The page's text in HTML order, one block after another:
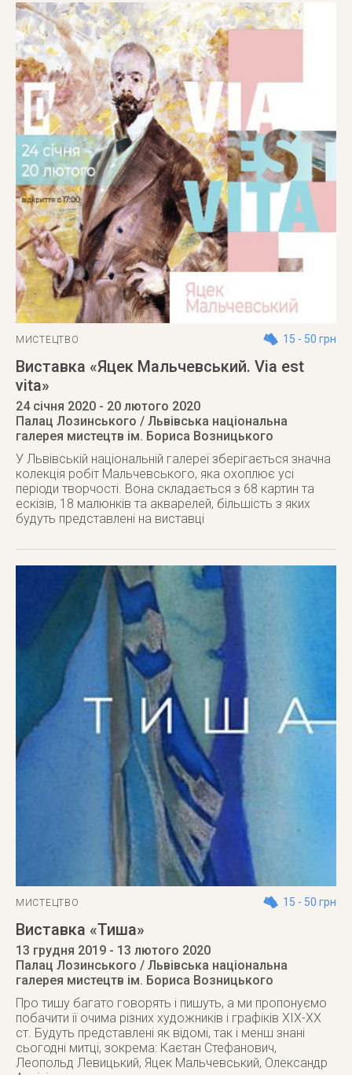
МИСТЕЦТВО 15 - 50 грн
Виставка «Яцек Мальчевський. Via est
vita»
24 січня 2020 - 20 лютого 2020
Палац Лозинського / Львівська національна
галерея мистецтв ім. Бориса Возницького
У Львівській національній галереї зберігається значна
колекція робіт Мальчевського, яка охоплює усі
періоди творчості. Вона складається з 68 картин та
ескізів, 18 малюнків та акварелей, більшість з яких
будуть представлені на виставці
МИСТЕЦТВО 15 - 50 грн
Виставка «Тиша»
13 грудня 2019 - 13 лютого 2020
Палац Лозинського / Львівська національна
галерея мистецтв ім. Бориса Возницького
Про тишу багато говорять і пишуть, а ми пропонуємо
побачити її очима різних художників і графіків XIX-XX
ст. Будуть представлені як відомі, так і менш знані
сьогодні митці, зокрема: Каєтан Стефанович,
Леопольд Левицький, Яцек Мальчевський, Олександр